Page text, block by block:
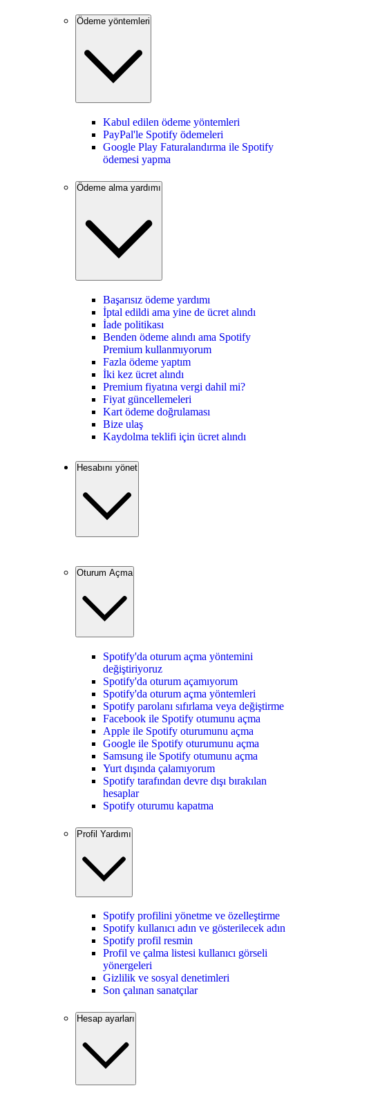
Ödeme yöntemleri
Kabul edilen ödeme yöntemleri
PayPal'le Spotify ödemeleri
Google Play Faturalandırma ile Spotify
ödemesi yapma
Ödeme alma yardımı
Başarısız ödeme yardımı
İptal edildi ama yine de ücret alındı
İade politikası
Benden ödeme alındı ama Spotify
Premium kullanmıyorum
Fazla ödeme yaptım
İki kez ücret alındı
Premium fiyatına vergi dahil mi?
Fiyat güncellemeleri
Kart ödeme doğrulaması
Bize ulaş
Kaydolma teklifi için ücret alındı
Hesabını yönet
Oturum Açma
Spotify'da oturum açma yöntemini
değiştiriyoruz
Spotify'da oturum açamıyorum
Spotify'da oturum açma yöntemleri
Spotify parolanı sıfırlama veya değiştirme
Facebook ile Spotify otumunu açma
Apple ile Spotify oturumunu açma
Google ile Spotify oturumunu açma
Samsung ile Spotify otumunu açma
Yurt dışında çalamıyorum
Spotify tarafından devre dışı bırakılan
hesaplar
Spotify oturumu kapatma
Profil Yardımı
Spotify profilini yönetme ve özelleştirme
Spotify kullanıcı adın ve gösterilecek adın
Spotify profil resmin
Profil ve çalma listesi kullanıcı görseli
yönergeleri
Gizlilik ve sosyal denetimleri
Son çalınan sanatçılar
Hesap ayarları